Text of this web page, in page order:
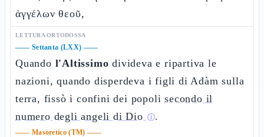
ἀγγέλων θεοῦ,
LETTURA ORTODOSSA
—— Settanta (LXX) ——
Quando l'Altissimo divideva e ripartiva le
nazioni, quando disperdeva i figli di Adàm sulla
terra, fissò i confini dei popolisecondo il
numero degli angeli di Dio ⓘ.
—— Masoretico (TM) ——